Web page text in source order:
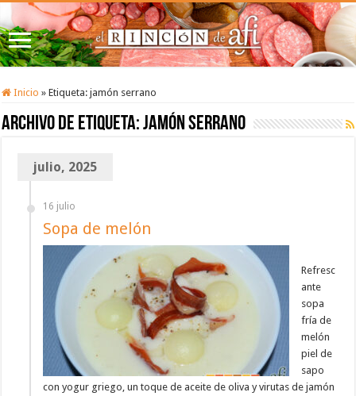
Inicio » Etiqueta:jamón serrano
Archivo de etiqueta:jamón serrano
julio, 2025
16 julio
Sopa de melón
Refresc
ante
sopa
fría de
melón
piel de
sapo
con yogur griego, un toque de aceite de oliva y virutas de jamón